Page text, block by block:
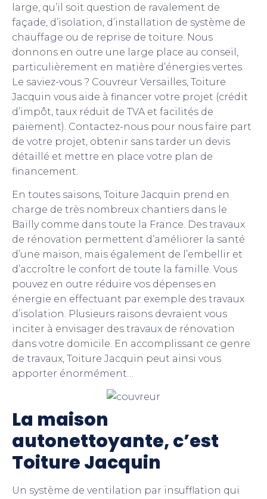
large, qu’il soit question de ravalement de
façade, d’isolation, d’installation de système de
chauffage ou de reprise de toiture. Nous
donnons en outre une large place au conseil,
particulièrement en matière d’énergies vertes.
Le saviez-vous ? Couvreur Versailles, Toiture
Jacquin vous aide à financer votre projet (crédit
d’impôt, taux réduit de TVA et facilités de
paiement). Contactez-nous pour nous faire part
de votre projet, obtenir sans tarder un devis
détaillé et mettre en place votre plan de
financement.
En toutes saisons, Toiture Jacquin prend en
charge de très nombreux chantiers dans le
Bailly comme dans toute la France. Des travaux
de rénovation permettent d’améliorer la santé
d’une maison, mais également de l’embellir et
d’accroître le confort de toute la famille. Vous
pouvez en outre réduire vos dépenses en
énergie en effectuant par exemple des travaux
d’isolation. Plusieurs raisons devraient vous
inciter à envisager des travaux de rénovation
dans votre domicile. En accomplissant ce genre
de travaux, Toiture Jacquin peut ainsi vous
apporter énormément…
La maison
autonettoyante, c’est
Toiture Jacquin
Un système de ventilation par insufflation qui